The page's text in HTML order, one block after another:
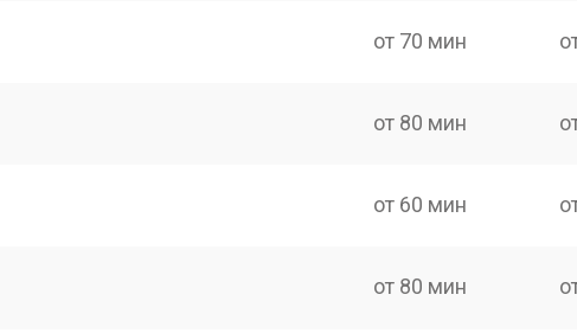
от 70 мин
от 80 мин
от 60 мин
от 80 мин